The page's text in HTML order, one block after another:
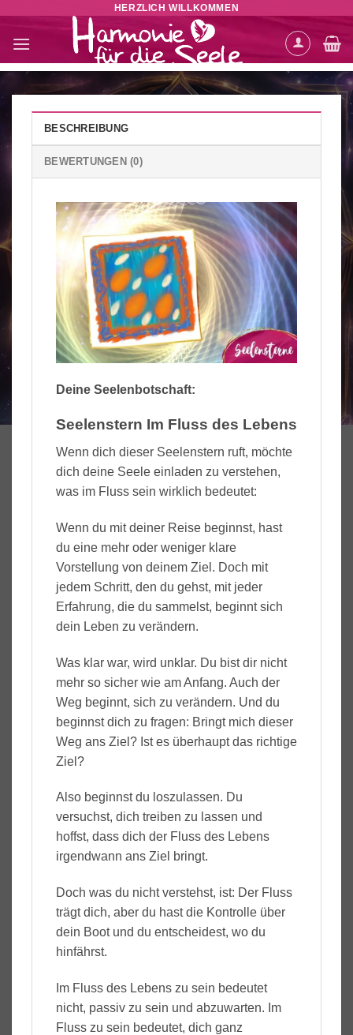
springen
HERZLICH WILLKOMMEN
BESCHREIBUNG
BEWERTUNGEN (0)
Deine Seelenbotschaft:
Seelenstern Im Fluss des Lebens
Wenn dich dieser Seelenstern ruft, möchte
dich deine Seele einladen zu verstehen,
was im Fluss sein wirklich bedeutet:
Wenn du mit deiner Reise beginnst, hast
du eine mehr oder weniger klare
Vorstellung von deinem Ziel. Doch mit
jedem Schritt, den du gehst, mit jeder
Erfahrung, die du sammelst, beginnt sich
dein Leben zu verändern.
Was klar war, wird unklar. Du bist dir nicht
mehr so sicher wie am Anfang. Auch der
Weg beginnt, sich zu verändern. Und du
beginnst dich zu fragen: Bringt mich dieser
Weg ans Ziel? Ist es überhaupt das richtige
Ziel?
Also beginnst du loszulassen. Du
versuchst, dich treiben zu lassen und
hoffst, dass dich der Fluss des Lebens
irgendwann ans Ziel bringt.
Doch was du nicht verstehst, ist: Der Fluss
trägt dich, aber du hast die Kontrolle über
dein Boot und du entscheidest, wo du
hinfährst.
Im Fluss des Lebens zu sein bedeutet
nicht, passiv zu sein und abzuwarten. Im
Fluss zu sein bedeutet, dich ganz